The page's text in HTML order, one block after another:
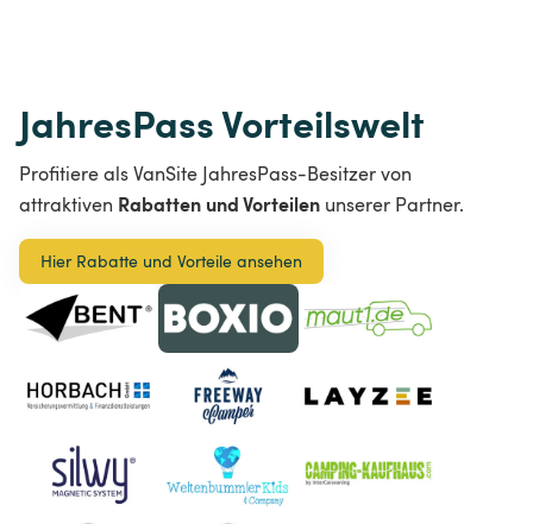
JahresPass Vorteilswelt
Profitiere als VanSite JahresPass-Besitzer von
attraktiven Rabatten und Vorteilen unserer Partner.
Hier Rabatte und Vorteile ansehen